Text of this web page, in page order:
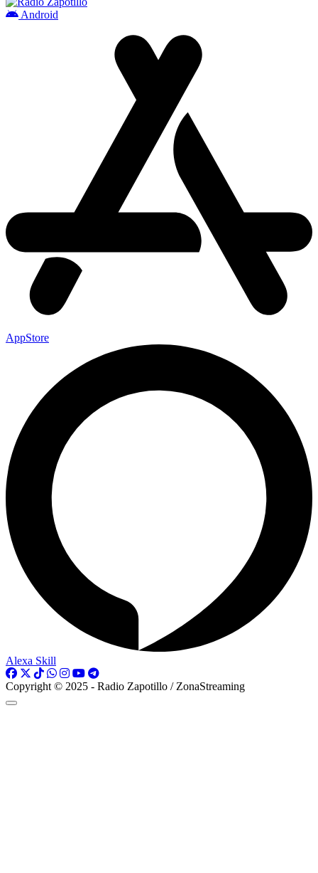
Android
AppStore
Alexa Skill
Copyright © 2025 - Radio Zapotillo / ZonaStreaming